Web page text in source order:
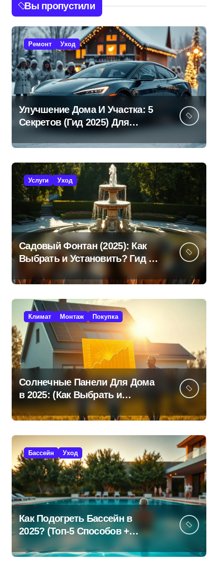
Вы пропустили
Ремонт Уход
Улучшение Дома И Участка: 5
Секретов (Гид 2025) Для
Эффективной Работы!
Услуги Уход
Садовый Фонтан (2025): Как
Выбрать и Установить? Гид +
Советы!
Климат Монтаж Покупка
Солнечные Панели Для Дома
в 2025: (Как Выбрать и
Сэкономить?)
Бассейн Уход
Как Подогреть Бассейн в
2025? (Топ-5 Способов +
Экономия!)